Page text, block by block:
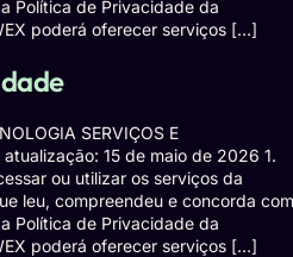
Política de Privacidade da
poderá oferecer serviços […]
SERVIÇOS E
atualização: 15 de maio de 2026 1.
ou utilizar os serviços da
leu, compreendeu e concorda com
Política de Privacidade da
poderá oferecer serviços […]